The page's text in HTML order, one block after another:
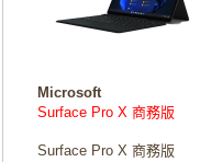
Microsoft
Surface Pro X 商務版
Surface Pro X 商務版